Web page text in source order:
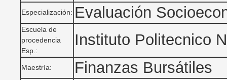
Especialización: Evaluación
Escuela de
procedencia
Esp.:
Instituto Politecnico
Maestría: Finanzas Bursátiles